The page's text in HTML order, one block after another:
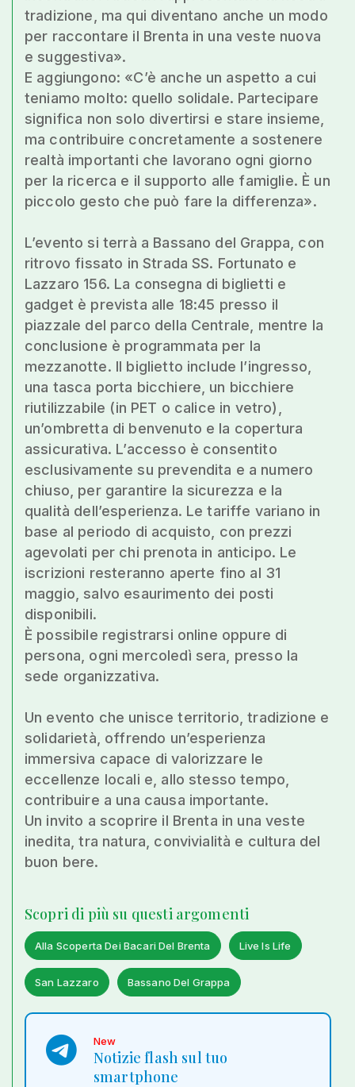
tradizione, ma qui diventano anche un modo
per raccontare il Brenta in una veste nuova
e suggestiva».
E aggiungono: «C’è anche un aspetto a cui
teniamo molto: quello solidale. Partecipare
significa non solo divertirsi e stare insieme,
ma contribuire concretamente a sostenere
realtà importanti che lavorano ogni giorno
per la ricerca e il supporto alle famiglie. È un
piccolo gesto che può fare la differenza».
L’evento si terrà a Bassano del Grappa, con
ritrovo fissato in Strada SS. Fortunato e
Lazzaro 156. La consegna di biglietti e
gadget è prevista alle 18:45 presso il
piazzale del parco della Centrale, mentre la
conclusione è programmata per la
mezzanotte. Il biglietto include l’ingresso,
una tasca porta bicchiere, un bicchiere
riutilizzabile (in PET o calice in vetro),
un’ombretta di benvenuto e la copertura
assicurativa. L’accesso è consentito
esclusivamente su prevendita e a numero
chiuso, per garantire la sicurezza e la
qualità dell’esperienza. Le tariffe variano in
base al periodo di acquisto, con prezzi
agevolati per chi prenota in anticipo. Le
iscrizioni resteranno aperte fino al 31
maggio, salvo esaurimento dei posti
disponibili.
È possibile registrarsi online oppure di
persona, ogni mercoledì sera, presso la
sede organizzativa.
Un evento che unisce territorio, tradizione e
solidarietà, offrendo un’esperienza
immersiva capace di valorizzare le
eccellenze locali e, allo stesso tempo,
contribuire a una causa importante.
Un invito a scoprire il Brenta in una veste
inedita, tra natura, convivialità e cultura del
buon bere.
Scopri di più su questi argomenti
Alla Scoperta Dei Bacari Del Brenta Live Is Life
San Lazzaro Bassano Del Grappa
New
Notizie flash sul tuo
smartphone